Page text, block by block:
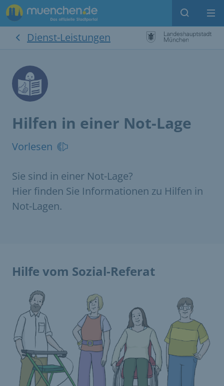
Suche
Dienst-Leistungen
Hilfen in einer Not-Lage
Vorlesen
Sie sind in einer Not-Lage?
Hier finden Sie Informationen zu Hilfen in
Not-Lagen.
Hilfe vom Sozial-Referat